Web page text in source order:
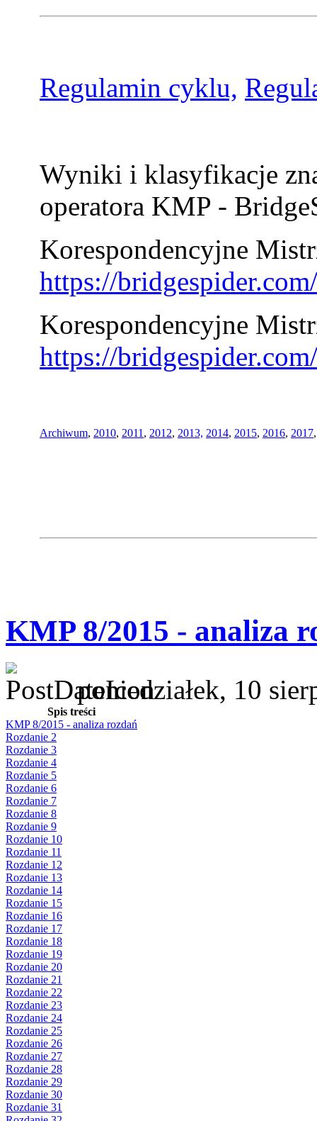
Regulamin cyklu,
Wyniki i klasyfikacje
operatora KMP -
Korespondencyjne
https://
Korespondencyjne
https://
Archiwum, 2010, 2011 , 2012, 2013, 2014, 2015, 2016, 2017
KMP 8/2015 - analiza
poniedziałek, 10
Spis treści
KMP 8/2015 - analiza rozdań
Rozdanie 2
Rozdanie 3
Rozdanie 4
Rozdanie 5
Rozdanie 6
Rozdanie 7
Rozdanie 8
Rozdanie 9
Rozdanie 10
Rozdanie 11
Rozdanie 12
Rozdanie 13
Rozdanie 14
Rozdanie 15
Rozdanie 16
Rozdanie 17
Rozdanie 18
Rozdanie 19
Rozdanie 20
Rozdanie 21
Rozdanie 22
Rozdanie 23
Rozdanie 24
Rozdanie 25
Rozdanie 26
Rozdanie 27
Rozdanie 28
Rozdanie 29
Rozdanie 30
Rozdanie 31